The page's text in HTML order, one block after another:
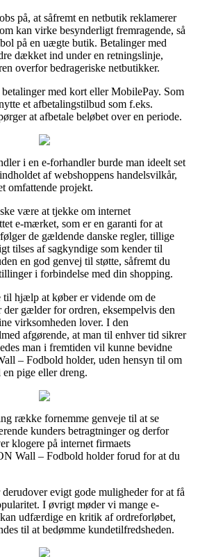
på, at såfremt en netbutik reklamerer
kan virke besynderligt fremragende, så
på en uægte butik. Betalinger med
dækket ind under en retningslinje,
overfor bedrageriske netbutikker.
med kort eller MobilePay. Som
et afbetalingstilbud som f.eks.
at afbetale beløbet over en periode.
i en e-forhandler burde man ideelt set
af webshoppens handelsvilkår,
omfattende projekt.
være at tjekke om internet
e-mærket, som er en garanti for at
de gældende danske regler, tillige
tilses af sagkyndige som kender til
en god genvej til støtte, såfremt du
i forbindelse med din shopping.
til hjælp at køber er vidende om de
der gælder for ordren, eksempelvis den
virksomheden lover. I den
afgørende, at man til enhver tid sikrer
man i fremtiden vil kunne bevidne
– Fodbold holder, uden hensyn til om
pige eller dreng.
række fornemme genveje til at se
kunders betragtninger og derfor
klogere på internet firmaets
Wall – Fodbold holder forud for at du
evigt gode muligheder for at få
I øvrigt møder vi mange e-
udfærdige en kritik af ordreforløbet,
til at bedømme kundetilfredsheden.